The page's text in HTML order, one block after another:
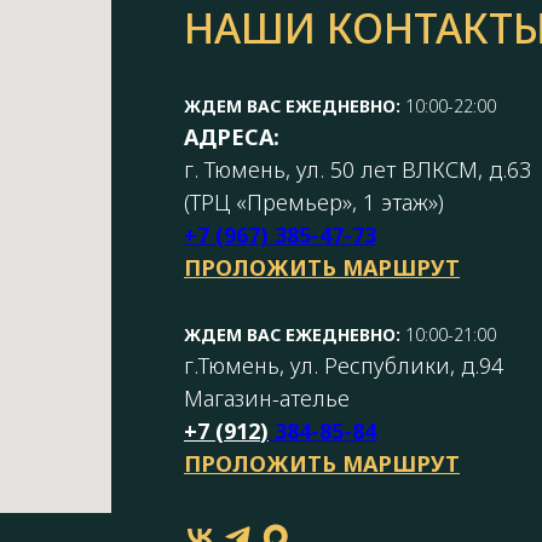
НАШИ
ЖДЕМ ВАС ЕЖЕДНЕВНО: 10:00-22:00
АДРЕСА:
г. Тюмень, ул. 50 лет ВЛКСМ, д.63
(ТРЦ «Премьер», 1 этаж»)
+7 (967) 385-47-73
ПРОЛОЖИТЬ МАРШРУТ
ЖДЕМ ВАС ЕЖЕДНЕВНО: 10:00-21:00
г.Тюмень, ул. Республики, д.94
Магазин-ателье
+7 (912) 384-85-84
ПРОЛОЖИТЬ МАРШРУТ